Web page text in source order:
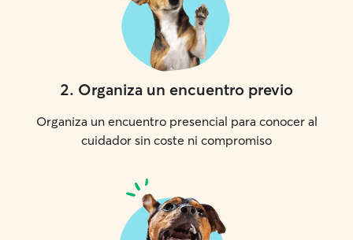
2. Organiza un encuentro previo
Organiza un encuentro presencial para conocer al
cuidador sin coste ni compromiso